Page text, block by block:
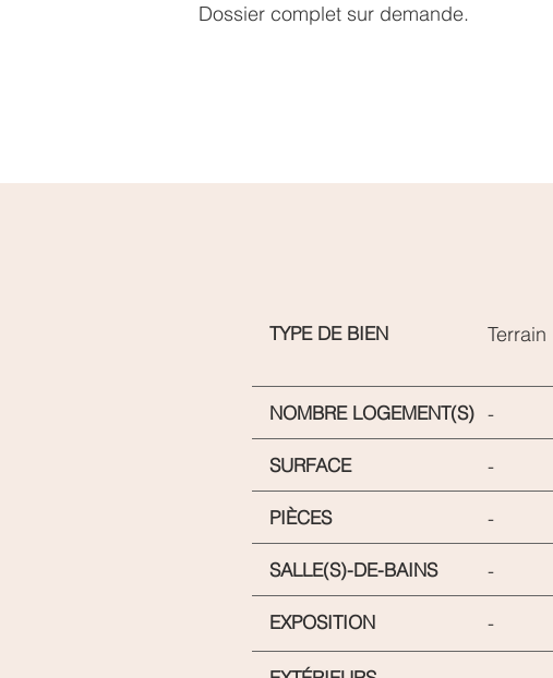
Dossier complet sur demande.
TYPE DE BIEN Terrain
NOMBRE LOGEMENT(S) -
SURFACE -
PIÈCES -
SALLE(S)-DE-BAINS -
EXPOSITION -